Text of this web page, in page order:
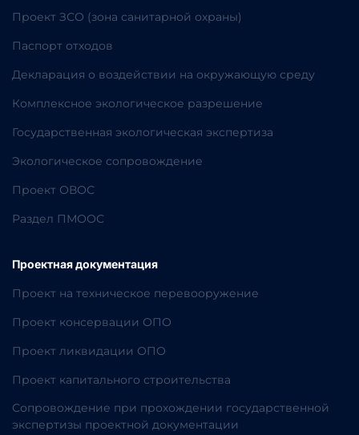
Проект ЗСО (зона санитарной охраны)
Паспорт отходов
Декларация о воздействии на окружающую среду
Комплексное экологическое разрешение
Государственная экологическая экспертиза
Экологическое сопровождение
Проект ОВОС
Раздел ПМООС
Проектная документация
Проект на техническое перевооружение
Проект консервации ОПО
Проект ликвидации ОПО
Проект капитального строительства
Сопровождение при прохождении государственной
экспертизы проектной документации